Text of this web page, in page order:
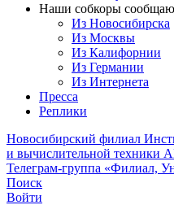
Наши собкоры
Из Новосибирска
Из Москвы
Из Калифорнии
Из Германии
Из Интернета
Пресса
Реплики
Новосибирский филиал
и вычислительной техники
Телеграм-группа «Филиал,
Поиск
Войти